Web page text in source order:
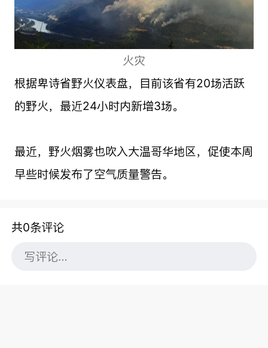
火灾
根据卑诗省野火仪表盘，目前该省有20场活跃
的野火，最近24小时内新增3场。
最近，野火烟雾也吹入大温哥华地区，促使本周
早些时候发布了空气质量警告。
共0条评论